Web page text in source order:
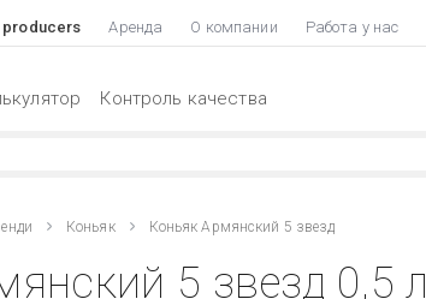
producers Аренда О компании Работа у нас
Контроль качества
Коньяк Коньяк Армянский 5 звезд
5 звезд 0,5 л